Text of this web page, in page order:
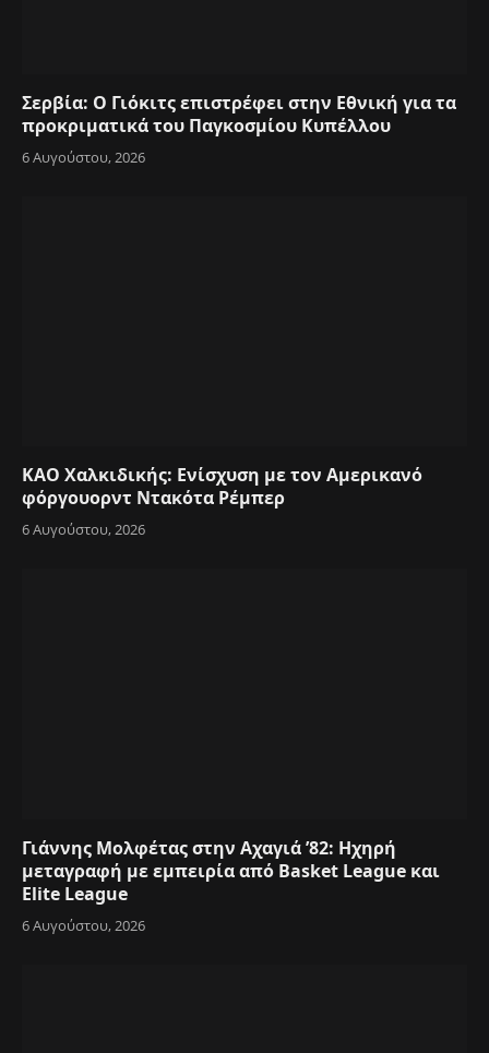
Σερβία: Ο Γιόκιτς επιστρέφει στην Εθνική για τα
προκριματικά του Παγκοσμίου Κυπέλλου
6 Αυγούστου, 2026
ΚΑΟ Χαλκιδικής: Ενίσχυση με τον Αμερικανό
φόργουορντ Ντακότα Ρέμπερ
6 Αυγούστου, 2026
Γιάννης Μολφέτας στην Αχαγιά ’82: Ηχηρή
μεταγραφή με εμπειρία από Basket League και
Elite League
6 Αυγούστου, 2026